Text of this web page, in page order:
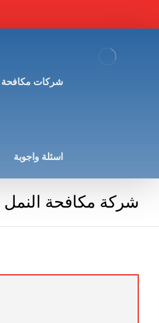
شركات مكافحة
اسئلة واجوبة
شركة مكافحة النمل